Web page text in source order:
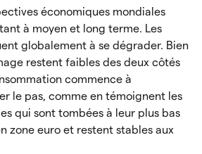
économiques mondiales
à moyen et long terme. Les
globalement à se dégrader. Bien
restent faibles des deux côtés
commence à
le pas, comme en témoignent les
qui sont tombées à leur plus bas
zone euro et restent stables aux